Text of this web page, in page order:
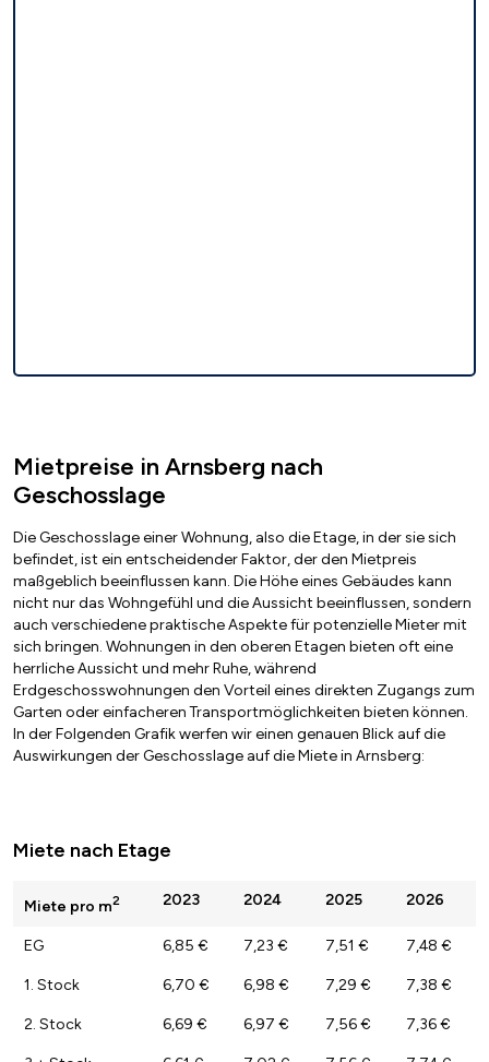
Mietpreise in Arnsberg nach
Geschosslage
Die Geschosslage einer Wohnung, also die Etage, in der sie sich
befindet, ist ein entscheidender Faktor, der den Mietpreis
maßgeblich beeinflussen kann. Die Höhe eines Gebäudes kann
nicht nur das Wohngefühl und die Aussicht beeinflussen, sondern
auch verschiedene praktische Aspekte für potenzielle Mieter mit
sich bringen. Wohnungen in den oberen Etagen bieten oft eine
herrliche Aussicht und mehr Ruhe, während
Erdgeschosswohnungen den Vorteil eines direkten Zugangs zum
Garten oder einfacheren Transportmöglichkeiten bieten können.
In der Folgenden Grafik werfen wir einen genauen Blick auf die
Auswirkungen der Geschosslage auf die Miete in Arnsberg:
Miete nach Etage
Miete pro m2 2023 2024 2025 2026
EG 6,85 € 7,23 € 7,51 € 7,48 €
1. Stock 6,70 € 6,98 € 7,29 € 7,38 €
2. Stock 6,69 € 6,97 € 7,56 € 7,36 €